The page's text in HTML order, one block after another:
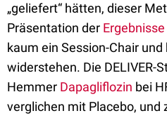
„geliefert“ hätten, dieser
Präsentation der
kaum ein Session-Chair
widerstehen. Die DELIVER-
Hemmer Dapagliflozin bei
verglichen mit Placebo, und